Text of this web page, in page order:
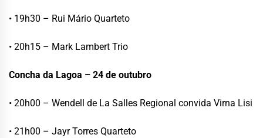
• 19h30 – Rui Mário Quarteto
• 20h15 – Mark Lambert Trio
Concha da Lagoa – 24 de outubro
• 20h00 – Wendell de La Salles Regional convida Virna Lisi
• 21h00 – Jayr Torres Quarteto